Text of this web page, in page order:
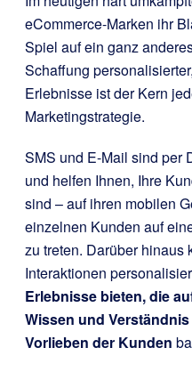
eCommerce-Marken ihr
Spiel auf ein ganz
Schaffung
Erlebnisse ist der Kern
Marketingstrategie.
SMS und E-Mail sind per
und helfen Ihnen, Ihre
sind – auf ihren mobilen
einzelnen Kunden auf
zu treten. Darüber hinaus
Interaktionen
Erlebnisse bieten, die
Wissen und
Vorlieben der Kunden